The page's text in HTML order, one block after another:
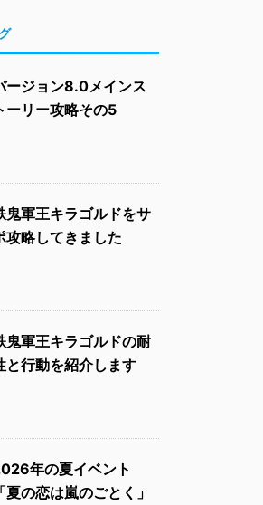
ージョン8.0メインス
ーリー攻略その5
鬼軍王キラゴルドをサ
攻略してきました
鬼軍王キラゴルドの耐
と行動を紹介します
年の夏イベント
「夏の恋は嵐のごとく」